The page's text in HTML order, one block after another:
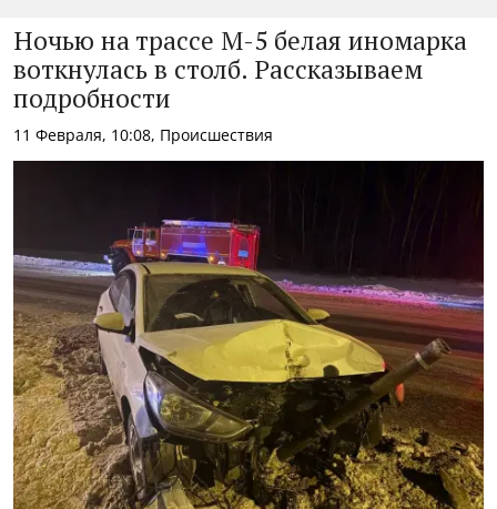
Ночью на трассе М-5 белая иномарка
воткнулась в столб. Рассказываем
подробности
11 Февраля, 10:08, Происшествия